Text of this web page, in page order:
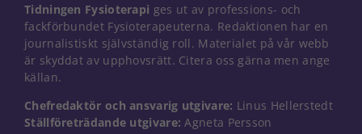
Tidningen Fysioterapi ges ut av professions- och
fackförbundet Fysioterapeuterna. Redaktionen har en
journalistiskt självständig roll. Materialet på vår webb
är skyddat av upphovsrätt. Citera oss gärna men ange
källan.
Chefredaktör och ansvarig utgivare: Linus Hellerstedt
Ställföreträdande utgivare: Agneta Persson